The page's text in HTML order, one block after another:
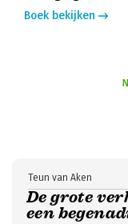
Boek bekijken
De grote
een
Teun van Aken